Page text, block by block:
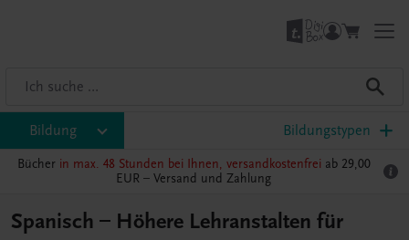
Bildung Bildungstypen
Bücher in max. 48 Stunden bei Ihnen, versandkostenfrei ab 29,00
EUR – Versand und Zahlung
Spanisch – Höhere Lehranstalten für